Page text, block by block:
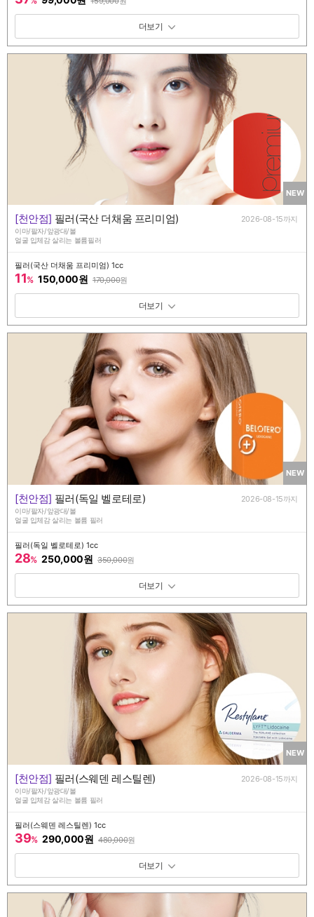
패키지 보기 토글
NEW
[천안점] 필러(국산 더채움 프리미엄) 2026-08-15까지
이마/팔자/앞광대/볼
얼굴 입체감 살리는 볼륨필러
필러(국산 더채움 프리미엄) 1cc
11% 150,000원 170,000원
패키지 보기 토글
NEW
[천안점] 필러(독일 벨로테로) 2026-08-15까지
이마/팔자/앞광대/볼
얼굴 입체감 살리는 볼륨 필러
필러(독일 벨로테로) 1cc
28% 250,000원 350,000원
패키지 보기 토글
NEW
[천안점] 필러(스웨덴 레스틸렌) 2026-08-15까지
이마/팔자/앞광대/볼
얼굴 입체감 살리는 볼륨 필러
필러(스웨덴 레스틸렌) 1cc
39% 290,000원 480,000원
패키지 보기 토글